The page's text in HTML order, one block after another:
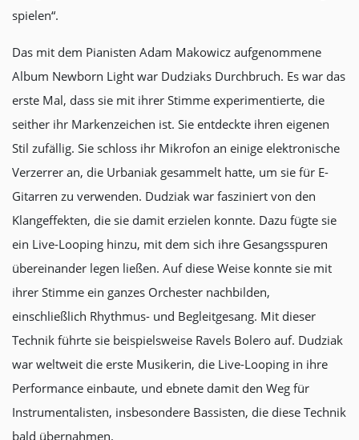
spielen“.
Das mit dem Pianisten Adam Makowicz aufgenommene
Album Newborn Light war Dudziaks Durchbruch. Es war das
erste Mal, dass sie mit ihrer Stimme experimentierte, die
seither ihr Markenzeichen ist. Sie entdeckte ihren eigenen
Stil zufällig. Sie schloss ihr Mikrofon an einige elektronische
Verzerrer an, die Urbaniak gesammelt hatte, um sie für E-
Gitarren zu verwenden. Dudziak war fasziniert von den
Klangeffekten, die sie damit erzielen konnte. Dazu fügte sie
ein Live-Looping hinzu, mit dem sich ihre Gesangsspuren
übereinander legen ließen. Auf diese Weise konnte sie mit
ihrer Stimme ein ganzes Orchester nachbilden,
einschließlich Rhythmus- und Begleitgesang. Mit dieser
Technik führte sie beispielsweise Ravels Bolero auf. Dudziak
war weltweit die erste Musikerin, die Live-Looping in ihre
Performance einbaute, und ebnete damit den Weg für
Instrumentalisten, insbesondere Bassisten, die diese Technik
bald übernahmen.